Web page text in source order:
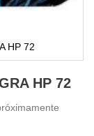
HP 72
HP 72